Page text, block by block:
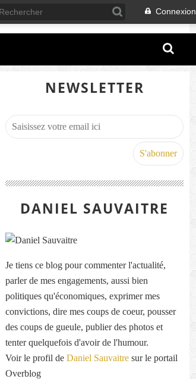
Connexion
NEWSLETTER
DANIEL SAUVAITRE
Je tiens ce blog pour commenter l'actualité,
parler de mes engagements, aussi bien
politiques qu'économiques, exprimer mes
convictions, dire mes coups de coeur, pousser
des coups de gueule, publier des photos et
tenter quelquefois d'avoir de l'humour.
Voir le profil de Daniel Sauvaitre sur le portail
Overblog